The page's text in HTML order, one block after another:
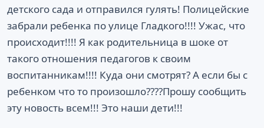
детского сада и отправился гулять! Полицейские
забрали ребенка по улице Гладкого!!!! Ужас, что
происходит!!!! Я как родительница в шоке от
такого отношения педагогов к своим
воспитанникам!!!! Куда они смотрят? А если бы с
ребенком что то произошло????Прошу сообщить
эту новость всем!!! Это наши дети!!!